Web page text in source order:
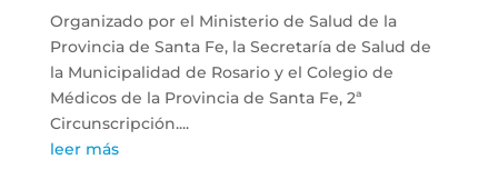
Organizado por el Ministerio de Salud de la
Provincia de Santa Fe, la Secretaría de Salud de
la Municipalidad de Rosario y el Colegio de
Médicos de la Provincia de Santa Fe, 2ª
Circunscripción....
leer más